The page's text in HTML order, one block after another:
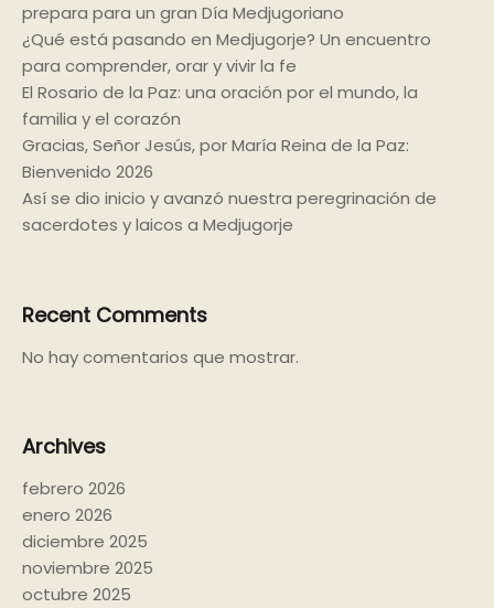
prepara para un gran Día Medjugoriano
¿Qué está pasando en Medjugorje? Un encuentro
para comprender, orar y vivir la fe
El Rosario de la Paz: una oración por el mundo, la
familia y el corazón
Gracias, Señor Jesús, por María Reina de la Paz:
Bienvenido 2026
Así se dio inicio y avanzó nuestra peregrinación de
sacerdotes y laicos a Medjugorje
Recent Comments
No hay comentarios que mostrar.
Archives
febrero 2026
enero 2026
diciembre 2025
noviembre 2025
octubre 2025